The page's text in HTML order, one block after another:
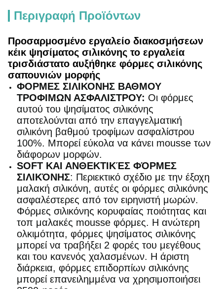
Περιγραφή Προϊόντων
Προσαρμοσμένο εργαλείο διακοσμήσεων
κέικ ψησίματος σιλικόνης το εργαλεία
τρισδιάστατο αυξήθηκε φόρμες σιλικόνης
σαπουνιών μορφής
ΦΟΡΜΕΣ ΣΙΛΙΚΟΝΗΣ ΒΑΘΜΟΥ
ΤΡΟΦΙΜΩΝ ΑΣΦΑΛΙΣΤΡΟΥ: Οι φόρμες
αυτού του ψησίματος σιλικόνης
αποτελούνται από την επαγγελματική
σιλικόνη βαθμού τροφίμων ασφαλίστρου
100%. Μπορεί εύκολα να κάνει mousse των
διάφορων μορφών.
SOFT ΚΑΙ ΑΝΘΕΚΤΙΚΈΣ ΦΌΡΜΕΣ
ΣΙΛΙΚΌΝΗΣ: Περιεκτικό σχέδιο με την έξοχη
μαλακή σιλικόνη, αυτές οι φόρμες σιλικόνης
ασφαλέστερες από τον ειρηνιστή μωρών.
Φόρμες σιλικόνης κορυφαίας ποιότητας και
τοπ μαλακές mousse φόρμες. Η ανώτερη
ολκιμότητα, φόρμες ψησίματος σιλικόνης
μπορεί να τραβήξει 2 φορές του μεγέθους
και του κανενός χαλασμένων. Η άριστη
διάρκεια, φόρμες επιδορπίων σιλικόνης
μπορεί επανειλημμένα να χρησιμοποιήσει